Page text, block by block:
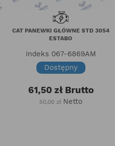
CAT PANEWKI GŁÓWNE STD 3054
ESTABO
Indeks 067-6869AM
Dostępny
61,50 złBrutto
50,00 zł Netto